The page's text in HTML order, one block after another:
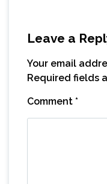
Leave a
Your email
Required fields
Comment *